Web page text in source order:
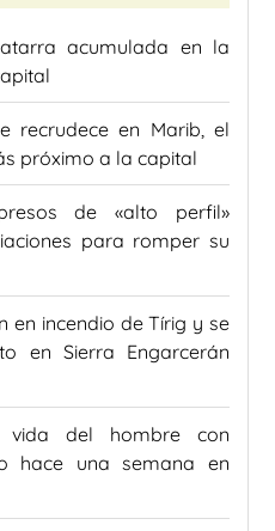
acumulada en la
recrudece en Marib, el
próximo a la capital
de «alto perfil»
para romper su
en incendio de Tírig y se
en Sierra Engarcerán
del hombre con
hace una semana en